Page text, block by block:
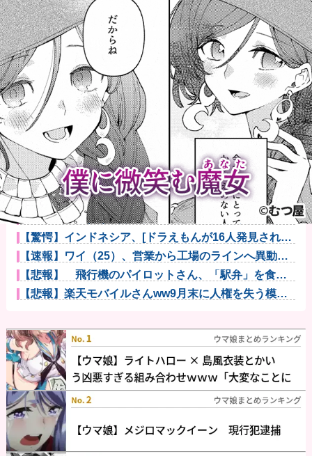
【画像】閉店間際の回転ずし、ネタの量がバグってる
と話題にｗｗ...
【画像】ハンターハンターさん、ガチで最強の新能力
を登場させて...
女性「レイプされました」検事「嘘では？」女性「傷
ついたので訴...
【速報】ひろゆき、離婚へｗｗｗ
【画像】2026年のF1、トップ4チームとそれ以外の差
がガチ...
今年の防衛白書にメディアが何故かブチ切れている模
様、躍起にな...
【速報】八村塁、人種差別的な声に対して「日本で生
まれ日本で育...
巨人 13安打8得点の猛攻wwwこれもう先発全員安打だ
ろ他
【画像】ミスヤングチャンピオン2026のボーイッシュ
お胸ｗｗ...
【速報】ワイ(25)、営業から工場のラインへ異動他
【驚愕】インドネシア、[ドラえもんが16人発見される
ｗｗｗｗ...
【速報】ワイ（25）、営業から工場のラインへ異動し
た結果・・...
【悲報】 飛行機のパイロットさん、「駅弁」を食べ
ていることが...
【悲報】楽天モバイルさんww9月末に人権を失う模様